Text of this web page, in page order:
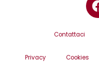
Contattaci
Privacy Cookies